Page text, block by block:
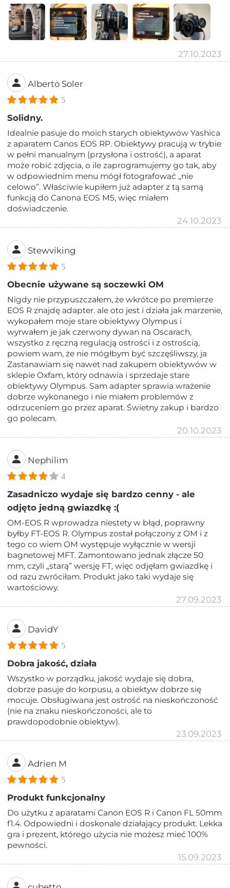
27.10.2023
Alberto Soler
5
Solidny.
Idealnie pasuje do moich starych obiektywów Yashica
z aparatem Canos EOS RP. Obiektywy pracują w trybie
w pełni manualnym (przysłona i ostrość), a aparat
może robić zdjęcia, o ile zaprogramujemy go tak, aby
w odpowiednim menu mógł fotografować „nie
celowo”. Właściwie kupiłem już adapter z tą samą
funkcją do Canona EOS M5, więc miałem
doświadczenie.
24.10.2023
Stewviking
5
Obecnie używane są soczewki OM
Nigdy nie przypuszczałem, że wkrótce po premierze
EOS R znajdę adapter. ale oto jest i działa jak marzenie,
wykopałem moje stare obiektywy Olympus i
wyrwałem je jak czerwony dywan na Oscarach,
wszystko z ręczną regulacją ostrości i z ostrością,
powiem wam, że nie mógłbym być szczęśliwszy, ja
Zastanawiam się nawet nad zakupem obiektywów w
sklepie Oxfam, który odnawia i sprzedaje stare
obiektywy Olympus. Sam adapter sprawia wrażenie
dobrze wykonanego i nie miałem problemów z
odrzuceniem go przez aparat. Świetny zakup i bardzo
go polecam.
20.10.2023
Nephilim
4
Zasadniczo wydaje się bardzo cenny - ale
odjęto jedną gwiazdkę :(
OM-EOS R wprowadza niestety w błąd, poprawny
byłby FT-EOS R. Olympus został połączony z OM i z
tego co wiem OM występuje wyłącznie w wersji
bagnetowej MFT. Zamontowano jednak złącze 50
mm, czyli „starą” wersję FT, więc odjęłam gwiazdkę i
od razu zwróciłam. Produkt jako taki wydaje się
wartościowy.
27.09.2023
DavidY
5
Dobra jakość, działa
Wszystko w porządku, jakość wydaje się dobra,
dobrze pasuje do korpusu, a obiektyw dobrze się
mocuje. Obsługiwana jest ostrość na nieskończoność
(nie na znaku nieskończoności, ale to
prawdopodobnie obiektyw).
23.09.2023
Adrien M
5
Produkt funkcjonalny
Do użytku z aparatami Canon EOS R i Canon FL 50mm
f1.4. Odpowiedni i doskonale działający produkt. Lekka
gra i prezent, którego użycia nie możesz mieć 100%
pewności.
15.09.2023